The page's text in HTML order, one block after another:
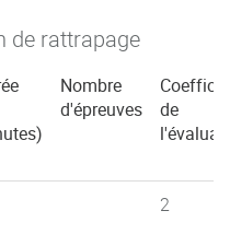
de rattrapage
Nombre
d'épreuves
de
2